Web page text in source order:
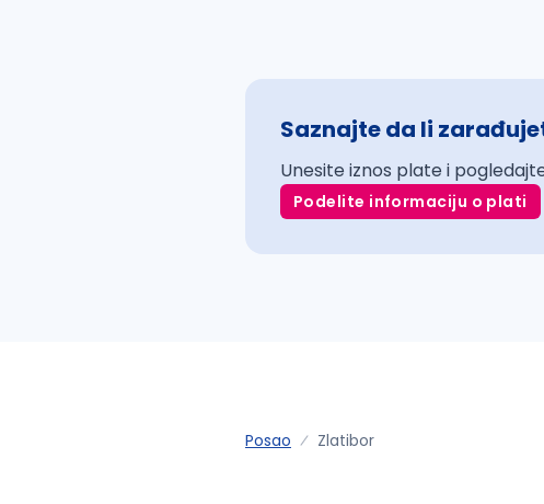
Saznajte da li
Unesite iznos plate i
Podelite informaciju o plati
Posao Zlatibor